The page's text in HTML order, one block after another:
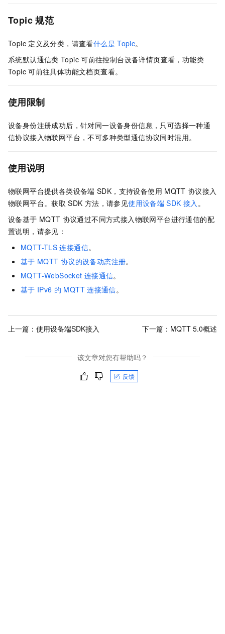
Topic 规范
Topic 定义及分类，请查看什么是 Topic。
系统默认通信类 Topic 可前往控制台设备详情页查看，功能类
Topic 可前往具体功能文档页查看。
使用限制
设备身份注册成功后，针对同一设备身份信息，只可选择一种通
信协议接入物联网平台，不可多种类型通信协议同时混用。
使用说明
物联网平台提供各类设备端 SDK，支持设备使用 MQTT 协议接入
物联网平台。获取 SDK 方法，请参见使用设备端 SDK 接入 。
设备基于 MQTT 协议通过不同方式接入物联网平台进行通信的配
置说明，请参见：
MQTT-TLS 连接通信。
基于 MQTT 协议的设备动态注册。
MQTT-WebSocket 连接通信。
基于 IPv6 的 MQTT 连接通信。
上一篇： 使用设备端SDK接入 下一篇： MQTT 5.0概述
该文章对您有帮助吗？
反馈